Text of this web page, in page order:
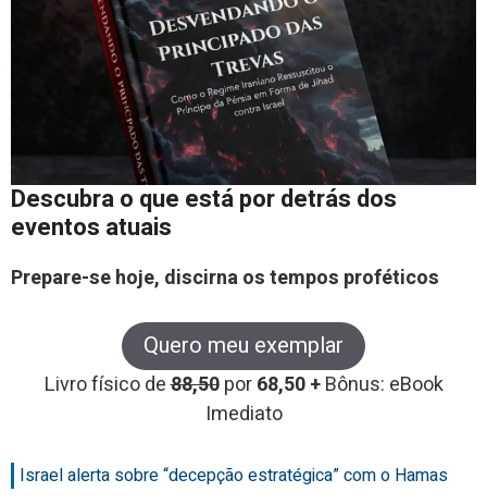
Descubra o que está por detrás dos
eventos atuais
Prepare-se hoje, discirna os tempos proféticos
Quero meu exemplar
Livro físico de88,50 por68,50 +Bônus: eBook
Imediato
Israel alerta sobre “decepção estratégica” com o Hamas